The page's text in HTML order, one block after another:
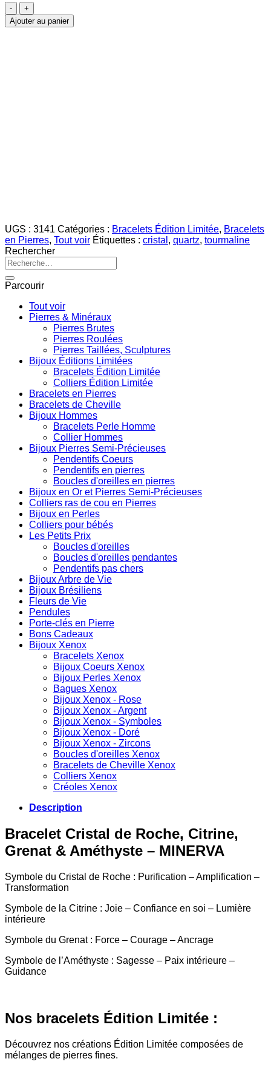
quantité
de
Bracelet
Ajouter au panier
UGS : 3141 Catégories : Bracelets Édition Limitée, Bracelets
en Pierres, Tout voir Étiquettes : cristal , quartz, tourmaline
Rechercher
Recherche
pour :
Parcourir
Tout voir
Pierres & Minéraux
Pierres Brutes
Pierres Roulées
Pierres Taillées, Sculptures
Bijoux Éditions Limitées
Bracelets Édition Limitée
Colliers Édition Limitée
Bracelets en Pierres
Bracelets de Cheville
Bijoux Hommes
Bracelets Perle Homme
Collier Hommes
Bijoux Pierres Semi-Précieuses
Pendentifs Coeurs
Pendentifs en pierres
Boucles d'oreilles en pierres
Bijoux en Or et Pierres Semi-Précieuses
Colliers ras de cou en Pierres
Bijoux en Perles
Colliers pour bébés
Les Petits Prix
Boucles d'oreilles
Boucles d'oreilles pendantes
Pendentifs pas chers
Bijoux Arbre de Vie
Bijoux Brésiliens
Fleurs de Vie
Pendules
Porte-clés en Pierre
Bons Cadeaux
Bijoux Xenox
Bracelets Xenox
Bijoux Coeurs Xenox
Bijoux Perles Xenox
Bagues Xenox
Bijoux Xenox - Rose
Bijoux Xenox - Argent
Bijoux Xenox - Symboles
Bijoux Xenox - Doré
Bijoux Xenox - Zircons
Boucles d'oreilles Xenox
Bracelets de Cheville Xenox
Colliers Xenox
Créoles Xenox
Description
Bracelet Cristal de Roche, Citrine,
Grenat & Améthyste – MINERVA
Symbole du Cristal de Roche : Purification – Amplification –
Transformation
Symbole de la Citrine : Joie – Confiance en soi – Lumière
intérieure
Symbole du Grenat : Force – Courage – Ancrage
Symbole de l’Améthyste : Sagesse – Paix intérieure –
Guidance
Nos bracelets Édition Limitée :
Découvrez nos créations Édition Limitée composées de
mélanges de pierres fines.